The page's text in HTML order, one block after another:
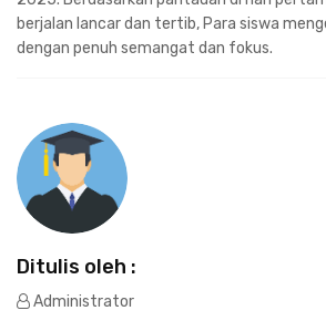
berjalan lancar dan tertib, Para siswa
dengan penuh semangat dan fokus.
Ditulis oleh :
Administrator